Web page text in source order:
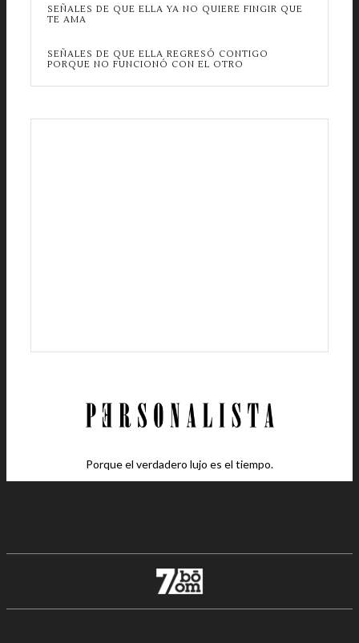
SEÑALES DE QUE ELLA YA NO QUIERE FINGIR QUE
TE AMA
SEÑALES DE QUE ELLA REGRESÓ CONTIGO
PORQUE NO FUNCIONÓ CON EL OTRO
Porque el verdadero lujo es el tiempo.